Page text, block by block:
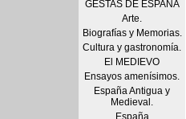
GESTAS DE ESPAÑA
Arte.
Biografías y Memorias.
Cultura y gastronomía.
El MEDIEVO
Ensayos amenísimos.
España Antigua y
Medieval.
España